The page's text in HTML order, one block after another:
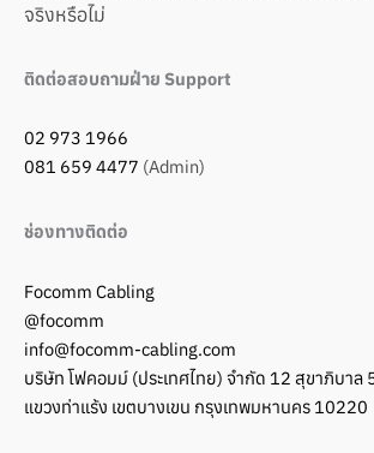
จริงหรือไม่
ติดต่อสอบถามฝ่าย Support
02 973 1966
081 659 4477 (Admin)
ช่องทางติดต่อ
Focomm Cabling
@focomm
info@focomm-cabling.com
บริษัท โฟคอมม์ (ประเทศไทย) จำกัด 12 สุขาภิบาล
แขวงท่าแร้ง เขตบางเขน กรุงเทพมหานคร 10220